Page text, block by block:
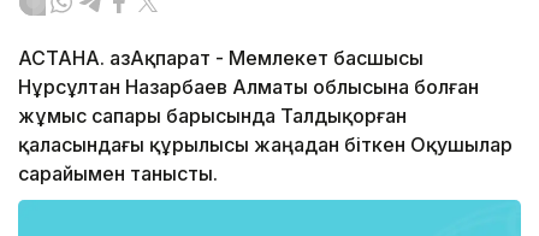
АСТАНА. ҚазАқпарат - Мемлекет басшысы
Нұрсұлтан Назарбаев Алматы облысына болған
жұмыс сапары барысында Талдықорған
қаласындағы құрылысы жаңадан біткен Оқушылар
сарайымен танысты.